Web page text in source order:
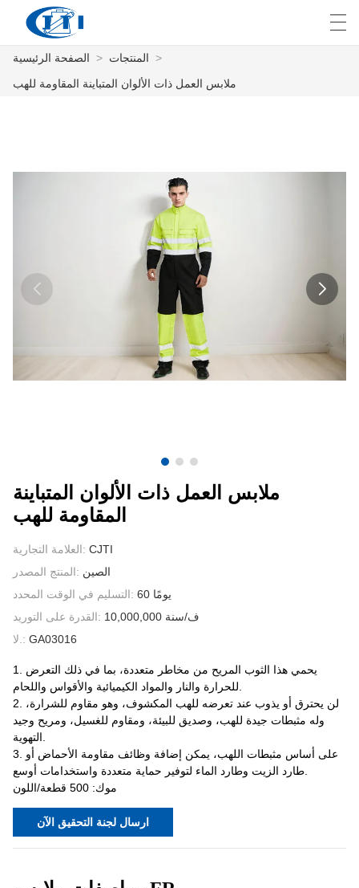
العربية česky الصفحة الرئيسية > المنتجات >
ملابس العمل ذات الألوان المتباينة المقاومة للهب
ملابس العمل ذات الألوان المتباينة
المقاومة للهب
العلامة التجارية: CJTI
المنتج المصدر: الصين
التسليم في الوقت المحدد:
60 يومًا
القدرة على التوريد:
10,000,000 ف/سنة
لا.: GA03016
1. يحمي هذا الثوب المريح من مخاطر متعددة، بما في ذلك التعرض
2. لن يحترق أو يذوب عند تعرضه للهب المكشوف، وهو مقاوم للشرارة،
وله مثبطات جيدة للهب، وصديق للبيئة، ومقاوم للغسيل، ومريح وجيد
3. على أساس مثبطات اللهب، يمكن إضافة وظائف مقاومة الأحماض أو
موك: 500 قطعة/اللون
ارسال لجنة التحقيق الآن